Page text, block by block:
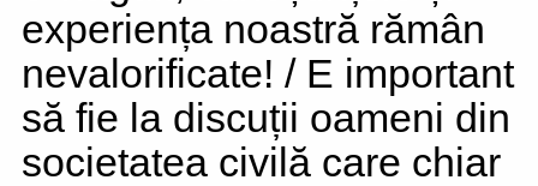
experiența noastră rămân
nevalorificate! / E important
să fie la discuții oameni din
societatea civilă care chiar